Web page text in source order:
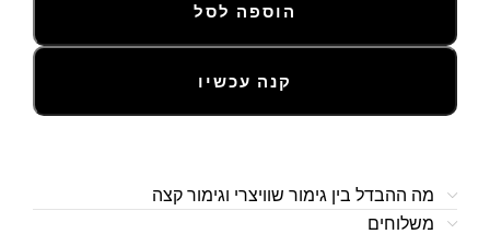
הוספה לסל
קנה עכשיו
מה ההבדל בין גימור שוויצרי וגימור קצה
משלוחים